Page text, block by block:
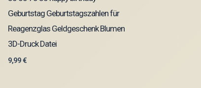
Geburtstag Geburtstagszahlen für
Reagenzglas Geldgeschenk Blumen
3D-Druck Datei
9,99€